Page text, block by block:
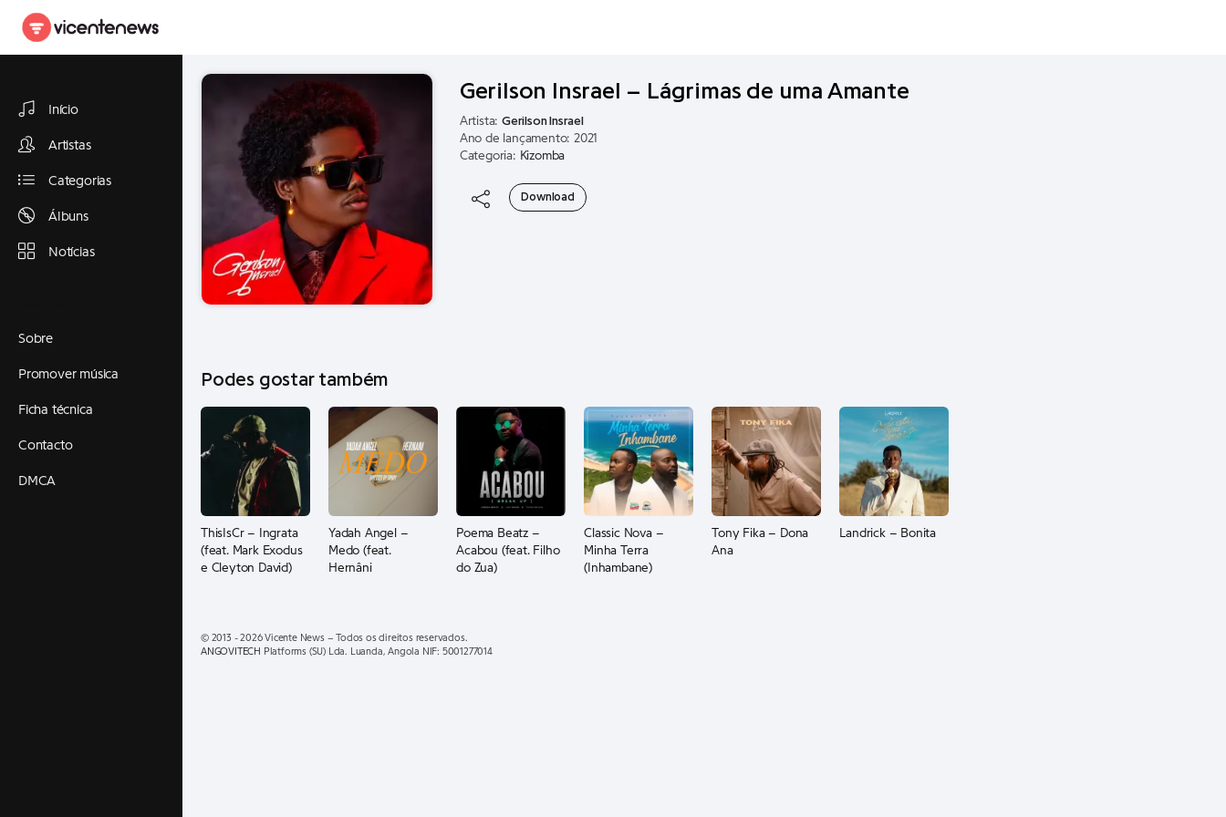
Início
Artistas
Categorias
Álbuns
Notícias
Sobre
Promover música
Ficha técnica
Contacto
DMCA
Gerilson Insrael – Lágrimas de uma Amante
Artista:Gerilson Insrael
Ano de lançamento: 2021
Categoria: Kizomba
Download
Podes gostar também
ThisIsCr – Ingrata
(feat. Mark Exodus
e Cleyton David)
Yadah Angel –
Medo (feat.
Hernâni
Poema Beatz –
Acabou (feat. Filho
do Zua)
Classic Nova –
Minha Terra
(Inhambane)
Tony Fika – Dona
Ana
Landrick – Bonita
© 2013 - 2026 Vicente News – Todos os direitos reservados.
ANGOVITECH
Platforms (SU) Lda. Luanda, Angola NIF: 5001277014